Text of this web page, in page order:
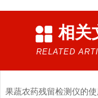
相关
RELATED
果蔬农药残留检测仪的